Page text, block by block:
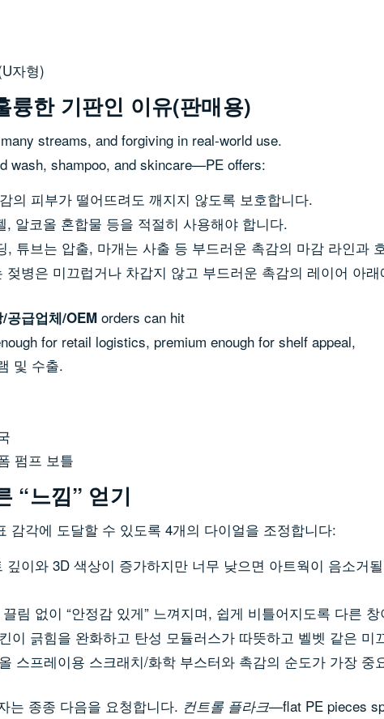
자형)
륭한 기판인 이유(판매용)
streams, and forgiving in real-world use.
wash, shampoo, and skincare—PE offers:
의 피부가 떨어뜨려도 깨지지 않도록 보호합니다.
, 알코올 혼합물 등을 적절히 사용해야 합니다.
, 튜브는 압출, 마개는 사출 등 부드러운 촉감의 마감 라인과
젖병은 미끄럽거나 차갑지 않고 부드러운 촉감의 레이어 아
/공급업체/OEM orders can hit
for retail logistics, premium enough for shelf appeal,
및 수출.
펌프 보틀
“느낌” 얻기
감각에 도달할 수 있도록 4개의 다이얼을 조정합니다:
깊이와 3D 색상이 증가하지만 너무 낮으면 아트웍이 음소거
림 없이 “안정감 있게” 느껴지며, 쉽게 비틀어지도록 다른
이 긁힘을 완화하고 탄성 모듈러스가 따뜻하고 벨벳 같은 미
스프레이용 스크래치/화학 부스터와 촉감의 순도가 가장 중
는 종종 다음을 요청합니다. 컨트롤 플라크—flat PE pieces